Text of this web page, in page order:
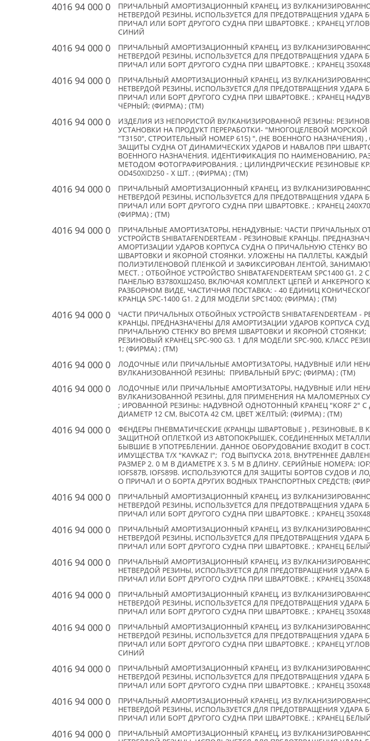
4016 94 000 0
ПРИЧАЛЬНЫЙ АМОРТИЗАЦИОННЫЙ КРАНЕЦ, ИЗ
НЕТВЕРДОЙ РЕЗИНЫ, ИСПОЛЬЗУЕТСЯ ДЛЯ ПРЕДОТВРАЩЕНИЯ УДАРА
ПРИЧАЛ ИЛИ БОРТ ДРУГОГО СУДНА ПРИ ШВАРТОВКЕ. ; КРАНЕЦ
СИНИЙ
4016 94 000 0
ПРИЧАЛЬНЫЙ АМОРТИЗАЦИОННЫЙ КРАНЕЦ, ИЗ
НЕТВЕРДОЙ РЕЗИНЫ, ИСПОЛЬЗУЕТСЯ ДЛЯ ПРЕДОТВРАЩЕНИЯ УДАРА
ПРИЧАЛ ИЛИ БОРТ ДРУГОГО СУДНА ПРИ ШВАРТОВКЕ. ; КРАНЕЦ
4016 94 000 0
ПРИЧАЛЬНЫЙ АМОРТИЗАЦИОННЫЙ КРАНЕЦ, ИЗ
НЕТВЕРДОЙ РЕЗИНЫ, ИСПОЛЬЗУЕТСЯ ДЛЯ ПРЕДОТВРАЩЕНИЯ УДАРА
ПРИЧАЛ ИЛИ БОРТ ДРУГОГО СУДНА ПРИ ШВАРТОВКЕ. ; КРАНЕЦ
ЧЁРНЫЙ; (ФИРМА) ; (TM)
4016 94 000 0
ИЗДЕЛИЯ ИЗ НЕПОРИСТОЙ ВУЛКАНИЗИРОВАННОЙ РЕЗИНЫ:
УСТАНОВКИ НА ПРОДУКТ ПЕРЕРАБОТКИ- "МНОГОЦЕЛЕВОЙ МОРСКОЙ
"Т3150", СТРОИТЕЛЬНЫЙ НОМЕР 615) ", (НЕ ВОЕННОГО НАЗНАЧЕНИЯ)
ЗАЩИТЫ СУДНА ОТ ДИНАМИЧЕСКИХ УДАРОВ И НАВАЛОВ ПРИ
ВОЕННОГО НАЗНАЧЕНИЯ. ИДЕНТИФИКАЦИЯ ПО НАИМЕНОВАНИЮ,
МЕТОДОМ ФОТОГРАФИРОВАНИЯ. ; ЦИЛИНДРИЧЕСКИЕ РЕЗИНОВЫЕ
OD450XID250 - X ШТ. ; (ФИРМА) ; (TM)
4016 94 000 0
ПРИЧАЛЬНЫЙ АМОРТИЗАЦИОННЫЙ КРАНЕЦ, ИЗ
НЕТВЕРДОЙ РЕЗИНЫ, ИСПОЛЬЗУЕТСЯ ДЛЯ ПРЕДОТВРАЩЕНИЯ УДАРА
ПРИЧАЛ ИЛИ БОРТ ДРУГОГО СУДНА ПРИ ШВАРТОВКЕ. ; КРАНЕЦ
(ФИРМА) ; (TM)
4016 94 000 0
ПРИЧАЛЬНЫЕ АМОРТИЗАТОРЫ, НЕНАДУВНЫЕ: ЧАСТИ ПРИЧАЛЬНЫХ
УСТРОЙСТВ SHIBATAFENDERTEAM - РЕЗИНОВЫЕ КРАНЦЫ.
АМОРТИЗАЦИИ УДАРОВ КОРПУСА СУДНА О ПРИЧАЛЬНУЮ СТЕНКУ ВО
ШВАРТОВКИ И ЯКОРНОЙ СТОЯНКИ. УЛОЖЕНЫ НА ПАЛЛЕТЫ, КАЖДЫЙ
ПОЛИЭТИЛЕНОВОЙ ПЛЕНКОЙ И ЗАФИКСИРОВАН ЛЕНТОЙ, ЗАНИМАЮТ
МЕСТ. ; ОТБОЙНОЕ УСТРОЙСТВО SHIBATAFENDERTEAM SPC1400 G1.
ПАНЕЛЬЮ В3780ХШ2450, ВКЛЮЧАЯ КОМПЛЕКТ ЦЕПЕЙ И АНКЕРНОГО
РАЗБОРНОМ ВИДЕ, ЧАСТИЧНАЯ ПОСТАВКА: - 40 ЕДИНИЦ
КРАНЦА SPC-1400 G1. 2 ДЛЯ МОДЕЛИ SPC1400; (ФИРМА) ; (TM)
4016 94 000 0
ЧАСТИ ПРИЧАЛЬНЫХ ОТБОЙНЫХ УСТРОЙСТВ SHIBATAFENDERTEAM -
КРАНЦЫ, ПРЕДНАЗНАЧЕНЫ ДЛЯ АМОРТИЗАЦИИ УДАРОВ КОРПУСА
ПРИЧАЛЬНУЮ СТЕНКУ ВО ВРЕМЯ ШВАРТОВКИ И ЯКОРНОЙ
РЕЗИНОВЫЙ КРАНЕЦ SPC-900 G3. 1 ДЛЯ МОДЕЛИ SPC-900, КЛАСС
1; (ФИРМА) ; (TM)
4016 94 000 0
ЛОДОЧНЫЕ ИЛИ ПРИЧАЛЬНЫЕ АМОРТИЗАТОРЫ, НАДУВНЫЕ ИЛИ
ВУЛКАНИЗОВАННОЙ РЕЗИНЫ; ПРИВАЛЬНЫЙ БРУС; (ФИРМА) ; (TM)
4016 94 000 0
ЛОДОЧНЫЕ ИЛИ ПРИЧАЛЬНЫЕ АМОРТИЗАТОРЫ, НАДУВНЫЕ ИЛИ
ВУЛКАНИЗОВАННОЙ РЕЗИНЫ, ДЛЯ ПРИМЕНЕНИЯ НА МАЛОМЕРНЫХ
; ИРОВАННОЙ РЕЗИНЫ: НАДУВНОЙ ОДНОТОННЫЙ КРАНЕЦ "KORF 2"
ДИАМЕТР 12 СМ, ВЫСОТА 42 СМ, ЦВЕТ ЖЕЛТЫЙ; (ФИРМА) ; (TM)
4016 94 000 0
ФЕНДЕРЫ ПНЕВМАТИЧЕСКИЕ (КРАНЦЫ ШВАРТОВЫЕ ) , РЕЗИНОВЫЕ, В
ЗАЩИТНОЙ ОПЛЕТКОЙ ИЗ АВТОПОКРЫШЕК, СОЕДИНЕННЫХ
БЫВШИЕ В УПОТРЕБЛЕНИИ. ДАННОЕ ОБОРУДОВАНИЕ ВХОДИТ В
ИМУЩЕСТВА Т/Х "KAVKAZ I"; ГОД ВЫПУСКА 2018, ВНУТРЕННЕЕ
РАЗМЕР 2. 0 М В ДИАМЕТРЕ Х 3. 5 М В ДЛИНУ. СЕРИЙНЫЕ НОМЕРА:
IOFS87B, IOFS89B. ИСПОЛЬЗУЮТСЯ ДЛЯ ЗАЩИТЫ БОРТОВ СУДОВ И
О ПРИЧАЛ И О БОРТА ДРУГИХ ВОДНЫХ ТРАНСПОРТНЫХ СРЕДСТВ;
4016 94 000 0
ПРИЧАЛЬНЫЙ АМОРТИЗАЦИОННЫЙ КРАНЕЦ, ИЗ
НЕТВЕРДОЙ РЕЗИНЫ, ИСПОЛЬЗУЕТСЯ ДЛЯ ПРЕДОТВРАЩЕНИЯ УДАРА
ПРИЧАЛ ИЛИ БОРТ ДРУГОГО СУДНА ПРИ ШВАРТОВКЕ. ; КРАНЕЦ
4016 94 000 0
ПРИЧАЛЬНЫЙ АМОРТИЗАЦИОННЫЙ КРАНЕЦ, ИЗ
НЕТВЕРДОЙ РЕЗИНЫ, ИСПОЛЬЗУЕТСЯ ДЛЯ ПРЕДОТВРАЩЕНИЯ УДАРА
ПРИЧАЛ ИЛИ БОРТ ДРУГОГО СУДНА ПРИ ШВАРТОВКЕ. ; КРАНЕЦ
4016 94 000 0
ПРИЧАЛЬНЫЙ АМОРТИЗАЦИОННЫЙ КРАНЕЦ, ИЗ
НЕТВЕРДОЙ РЕЗИНЫ, ИСПОЛЬЗУЕТСЯ ДЛЯ ПРЕДОТВРАЩЕНИЯ УДАРА
ПРИЧАЛ ИЛИ БОРТ ДРУГОГО СУДНА ПРИ ШВАРТОВКЕ. ; КРАНЕЦ
4016 94 000 0
ПРИЧАЛЬНЫЙ АМОРТИЗАЦИОННЫЙ КРАНЕЦ, ИЗ
НЕТВЕРДОЙ РЕЗИНЫ, ИСПОЛЬЗУЕТСЯ ДЛЯ ПРЕДОТВРАЩЕНИЯ УДАРА
ПРИЧАЛ ИЛИ БОРТ ДРУГОГО СУДНА ПРИ ШВАРТОВКЕ. ; КРАНЕЦ
4016 94 000 0
ПРИЧАЛЬНЫЙ АМОРТИЗАЦИОННЫЙ КРАНЕЦ, ИЗ
НЕТВЕРДОЙ РЕЗИНЫ, ИСПОЛЬЗУЕТСЯ ДЛЯ ПРЕДОТВРАЩЕНИЯ УДАРА
ПРИЧАЛ ИЛИ БОРТ ДРУГОГО СУДНА ПРИ ШВАРТОВКЕ. ; КРАНЕЦ
СИНИЙ
4016 94 000 0
ПРИЧАЛЬНЫЙ АМОРТИЗАЦИОННЫЙ КРАНЕЦ, ИЗ
НЕТВЕРДОЙ РЕЗИНЫ, ИСПОЛЬЗУЕТСЯ ДЛЯ ПРЕДОТВРАЩЕНИЯ УДАРА
ПРИЧАЛ ИЛИ БОРТ ДРУГОГО СУДНА ПРИ ШВАРТОВКЕ. ; КРАНЕЦ
4016 94 000 0
ПРИЧАЛЬНЫЙ АМОРТИЗАЦИОННЫЙ КРАНЕЦ, ИЗ
НЕТВЕРДОЙ РЕЗИНЫ, ИСПОЛЬЗУЕТСЯ ДЛЯ ПРЕДОТВРАЩЕНИЯ УДАРА
ПРИЧАЛ ИЛИ БОРТ ДРУГОГО СУДНА ПРИ ШВАРТОВКЕ. ; КРАНЕЦ
4016 94 000 0
ПРИЧАЛЬНЫЙ АМОРТИЗАЦИОННЫЙ КРАНЕЦ, ИЗ